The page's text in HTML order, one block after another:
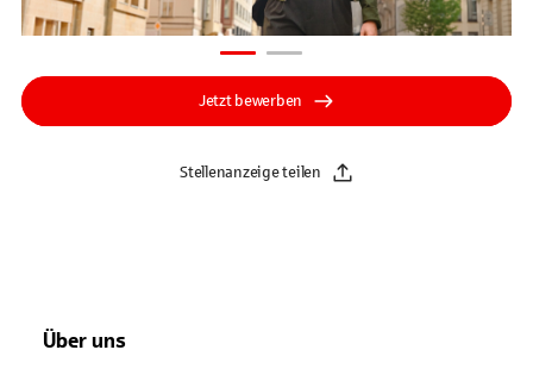
Jetzt bewerben
Stellenanzeige teilen
Über uns